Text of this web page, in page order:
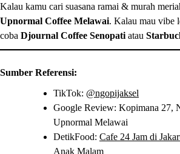
Kalau kamu cari suasana ramai & murah
Upnormal Coffee Melawai. Kalau mau vibe
coba Djournal Coffee Senopati atau
Sumber Referensi:
TikTok: @ngopijaksel
Google Review: Kopimana 27,
Upnormal Melawai
DetikFood: Cafe 24 Jam di
Anak Malam